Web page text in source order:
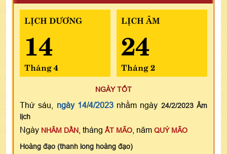
LỊCH DƯƠNG
14
Tháng 4
LỊCH ÂM
24
Tháng 2
NGÀY TỐT
Thứ sáu, ngày 14/4/2023nhằm ngày 24/2/2023 Âm
lịch
Ngày NHÂM DẦN , tháng ẤT MÃO , năm QUÝ MÃO
Hoàng đạo (thanh long hoàng đạo)